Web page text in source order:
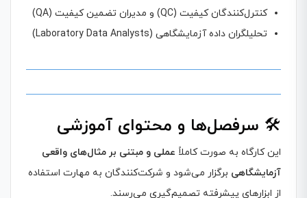
کنترل‌کنندگان کیفیت (QC) و مدیران تضمین کیفیت (QA)
تحلیلگران داده آزمایشگاهی (Laboratory Data Analysts)
🛠️ سرفصل‌ها و محتوای آموزشی
این کارگاه به صورت کاملاً عملی و مبتنی بر مثال‌های واقعی
آزمایشگاهی برگزار می‌شود و شرکت‌کنندگان به مهارت استفاده
از ابزارهای پیشرفته تصمیم‌گیری می‌رسند.